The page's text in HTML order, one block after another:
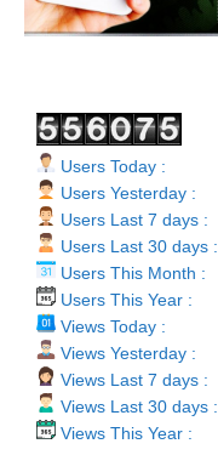
Users Today :
Users Yesterday :
Users Last 7 days :
Users Last 30 days :
Users This Month :
Users This Year :
Views Today :
Views Yesterday :
Views Last 7 days :
Views Last 30 days :
Views This Year :